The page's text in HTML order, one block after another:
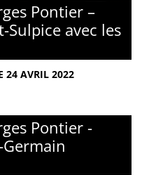
Pontier –
Sulpice avec les
24 AVRIL 2022
Pontier -